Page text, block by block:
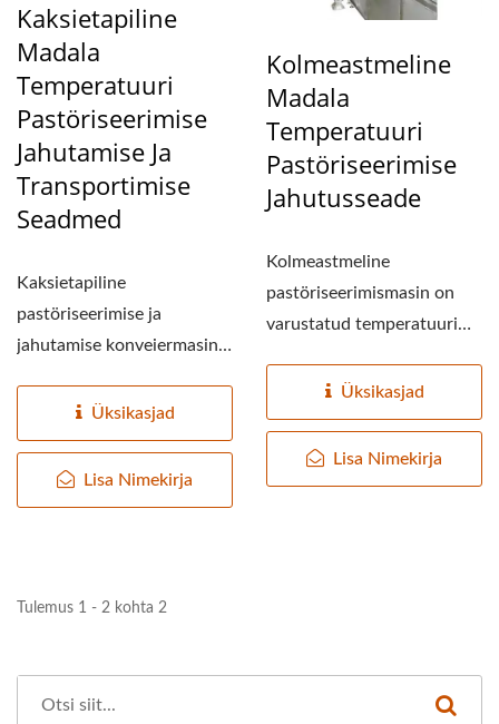
Kaksietapiline
Madala
Temperatuuri
Pastöriseerimise
Jahutamise Ja
Transportimise
Seadmed
Kaksietapiline
pastöriseerimise ja
jahutamise konveiermasin
pastöriseerimise...
Üksikasjad
Lisa Nimekirja
Kolmeastmeline
Madala
Temperatuuri
Pastöriseerimise
Jahutusseade
Kolmeastmeline
pastöriseerimismasin on
varustatud temperatuuri
juhtimisega...Üksikasjad
Lisa Nimekirja
Tulemus 1 - 2 kohta 2